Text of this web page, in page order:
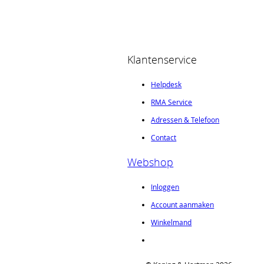
Klantenservice
Helpdesk
RMA Service
Adressen & Telefoon
Contact
Webshop
Inloggen
Account aanmaken
Winkelmand